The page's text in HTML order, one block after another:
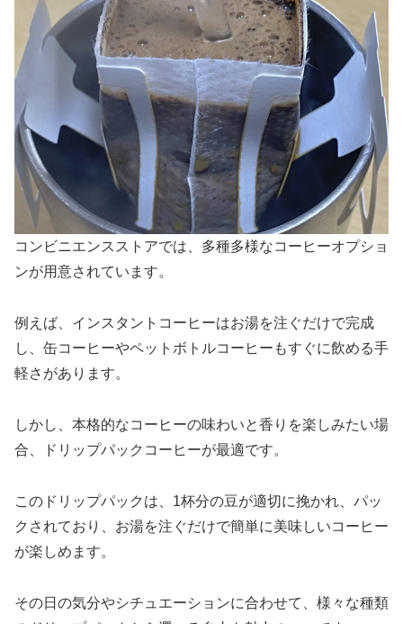
コンビニエンスストアでは、多種多様なコーヒーオプショ
ンが用意されています。
例えば、インスタントコーヒーはお湯を注ぐだけで完成
し、缶コーヒーやペットボトルコーヒーもすぐに飲める手
軽さがあります。
しかし、本格的なコーヒーの味わいと香りを楽しみたい場
合、ドリップパックコーヒーが最適です。
このドリップパックは、1杯分の豆が適切に挽かれ、パッ
クされており、お湯を注ぐだけで簡単に美味しいコーヒー
が楽しめます。
その日の気分やシチュエーションに合わせて、様々な種類